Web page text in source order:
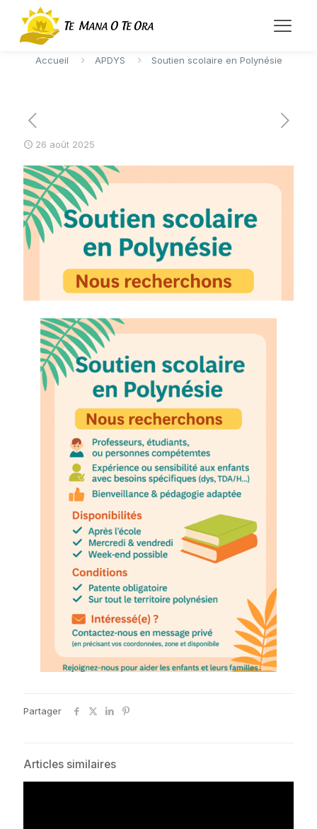
Soutien scolaire en Polynésie
Accueil APDYS Soutien scolaire en Polynésie
26 août 2025
Partager
Articles similaires